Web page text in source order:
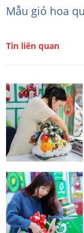
Mẫu giỏ hoa
Tin liên quan